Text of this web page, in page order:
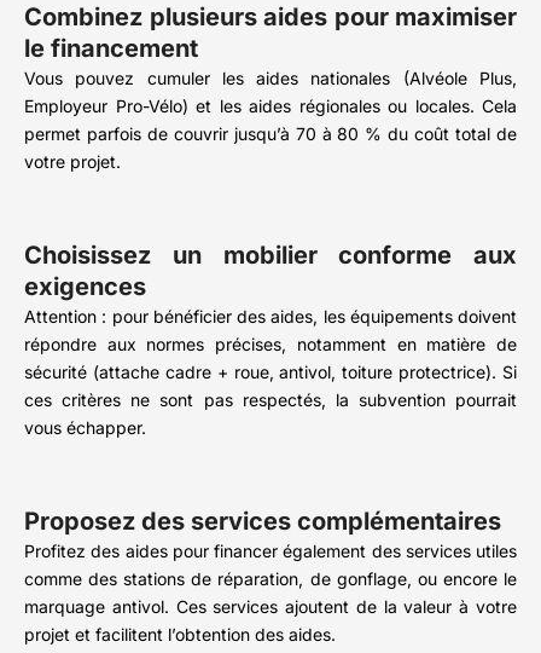
Combinez plusieurs aides pour maximiser
le financement
Vous pouvez cumuler les aides nationales (Alvéole Plus,
Employeur Pro-Vélo) et les aides régionales ou locales. Cela
permet parfois de couvrir jusqu’à 70 à 80 % du coût total de
votre projet.
Choisissez un mobilier conforme aux
exigences
Attention : pour bénéficier des aides, les équipements doivent
répondre aux normes précises, notamment en matière de
sécurité (attache cadre + roue, antivol, toiture protectrice). Si
ces critères ne sont pas respectés, la subvention pourrait
vous échapper.
Proposez des services complémentaires
Profitez des aides pour financer également des services utiles
comme des stations de réparation, de gonflage, ou encore le
marquage antivol. Ces services ajoutent de la valeur à votre
projet et facilitent l’obtention des aides.